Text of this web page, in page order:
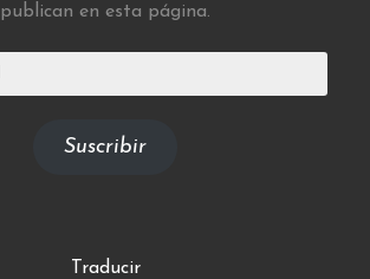
publican en esta página.
Suscribir
Traducir